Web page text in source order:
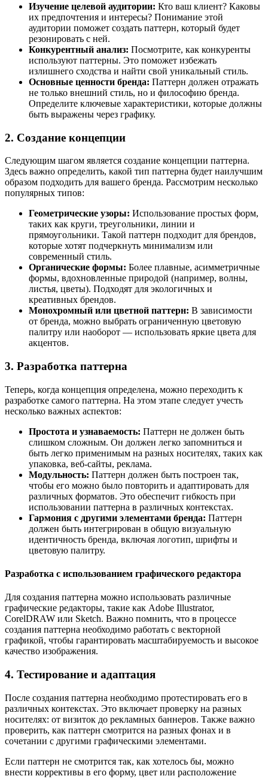
Изучение целевой аудитории: Кто ваш клиент? Каковы
их предпочтения и интересы? Понимание этой
аудитории поможет создать паттерн, который будет
резонировать с ней.
Конкурентный анализ: Посмотрите, как конкуренты
используют паттерны. Это поможет избежать
излишнего сходства и найти свой уникальный стиль.
Основные ценности бренда: Паттерн должен отражать
не только внешний стиль, но и философию бренда.
Определите ключевые характеристики, которые должны
быть выражены через графику.
2. Создание концепции
Следующим шагом является создание концепции паттерна.
Здесь важно определить, какой тип паттерна будет наилучшим
образом подходить для вашего бренда. Рассмотрим несколько
популярных типов:
Геометрические узоры: Использование простых форм,
таких как круги, треугольники, линии и
прямоугольники. Такой паттерн подходит для брендов,
которые хотят подчеркнуть минимализм или
современный стиль.
Органические формы: Более плавные, асимметричные
формы, вдохновленные природой (например, волны,
листья, цветы). Подходят для экологичных и
креативных брендов.
Монохромный или цветной паттерн: В зависимости
от бренда, можно выбрать ограниченную цветовую
палитру или наоборот — использовать яркие цвета для
акцентов.
3. Разработка паттерна
Теперь, когда концепция определена, можно переходить к
разработке самого паттерна. На этом этапе следует учесть
несколько важных аспектов:
Простота и узнаваемость: Паттерн не должен быть
слишком сложным. Он должен легко запомниться и
быть легко применимым на разных носителях, таких как
упаковка, веб-сайты, реклама.
Модульность: Паттерн должен быть построен так,
чтобы его можно было повторить и адаптировать для
различных форматов. Это обеспечит гибкость при
использовании паттерна в различных контекстах.
Гармония с другими элементами бренда: Паттерн
должен быть интегрирован в общую визуальную
идентичность бренда, включая логотип, шрифты и
цветовую палитру.
Разработка с использованием графического редактора
Для создания паттерна можно использовать различные
графические редакторы, такие как Adobe Illustrator,
CorelDRAW или Sketch. Важно помнить, что в процессе
создания паттерна необходимо работать с векторной
графикой, чтобы гарантировать масштабируемость и высокое
качество изображения.
4. Тестирование и адаптация
После создания паттерна необходимо протестировать его в
различных контекстах. Это включает проверку на разных
носителях: от визиток до рекламных баннеров. Также важно
проверить, как паттерн смотрится на разных фонах и в
сочетании с другими графическими элементами.
Если паттерн не смотрится так, как хотелось бы, можно
внести коррективы в его форму, цвет или расположение